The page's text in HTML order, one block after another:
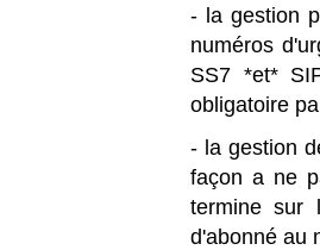
- la gestion
numéros
SS7 *et*
obligatoire
- la gestion
façon a ne
termine sur
d'abonné au